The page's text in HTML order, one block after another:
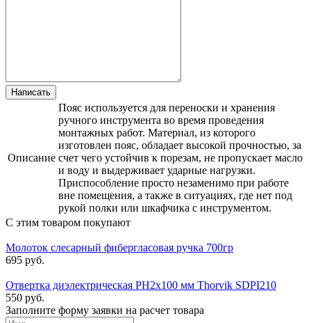
Описание
Пояс используется для переноски и хранения
ручного инструмента во время проведения
монтажных работ. Материал, из которого
изготовлен пояс, обладает высокой прочностью, за
счет чего устойчив к порезам, не пропускает масло
и воду и выдерживает ударные нагрузки.
Приспособление просто незаменимо при работе
вне помещения, а также в ситуациях, где нет под
рукой полки или шкафчика с инструментом.
С этим товаром покупают
Молоток слесарный фибергласовая ручка 700гр
695 руб.
Отвертка диэлектрическая PH2x100 мм Thorvik SDPI210
550 руб.
Заполните форму заявки на расчет товара